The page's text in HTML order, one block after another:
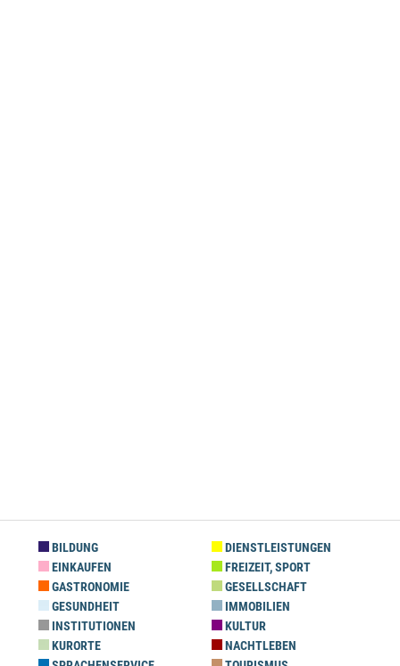
BILDUNG
DIENSTLEISTUNGEN
EINKAUFEN
FREIZEIT, SPORT
GASTRONOMIE
GESELLSCHAFT
GESUNDHEIT
IMMOBILIEN
INSTITUTIONEN
KULTUR
KURORTE
NACHTLEBEN